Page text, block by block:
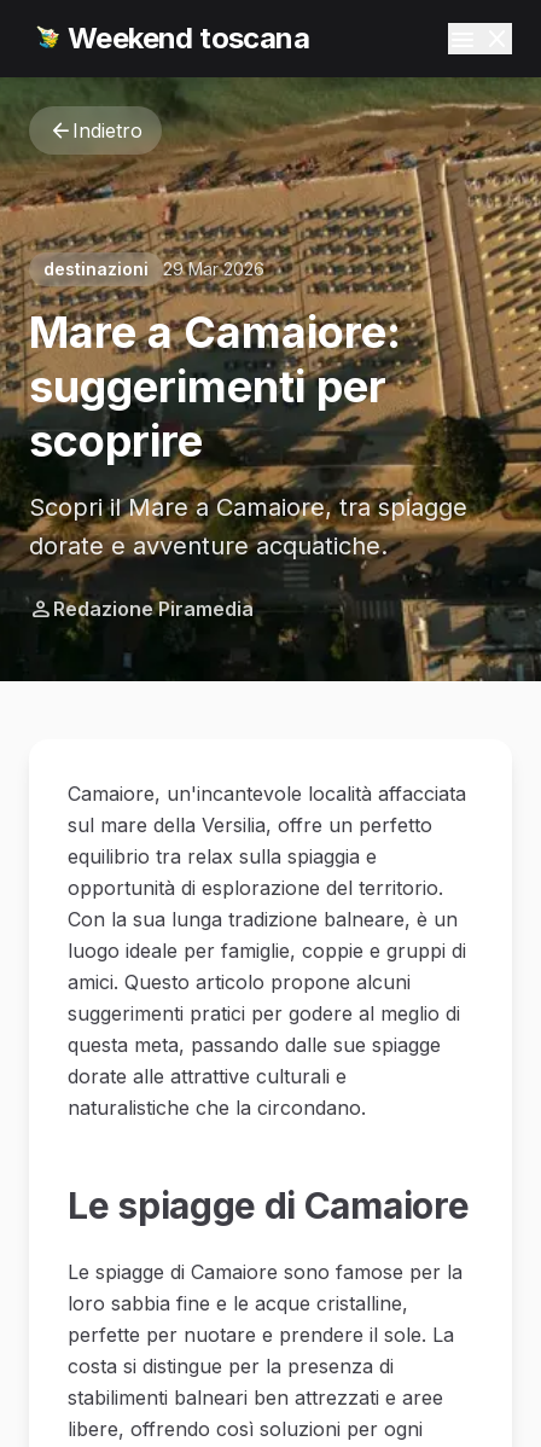
Weekend toscana
Indietro
destinazioni 29 Mar 2026
Mare a Camaiore:
suggerimenti per
scoprire
Scopri il Mare a Camaiore, tra spiagge
dorate e avventure acquatiche.
Redazione Piramedia
Camaiore, un'incantevole località affacciata
sul mare della Versilia, offre un perfetto
equilibrio tra relax sulla spiaggia e
opportunità di esplorazione del territorio.
Con la sua lunga tradizione balneare, è un
luogo ideale per famiglie, coppie e gruppi di
amici. Questo articolo propone alcuni
suggerimenti pratici per godere al meglio di
questa meta, passando dalle sue spiagge
dorate alle attrattive culturali e
naturalistiche che la circondano.
Le spiagge di Camaiore
Le spiagge di Camaiore sono famose per la
loro sabbia fine e le acque cristalline,
perfette per nuotare e prendere il sole. La
costa si distingue per la presenza di
stabilimenti balneari ben attrezzati e aree
libere, offrendo così soluzioni per ogni